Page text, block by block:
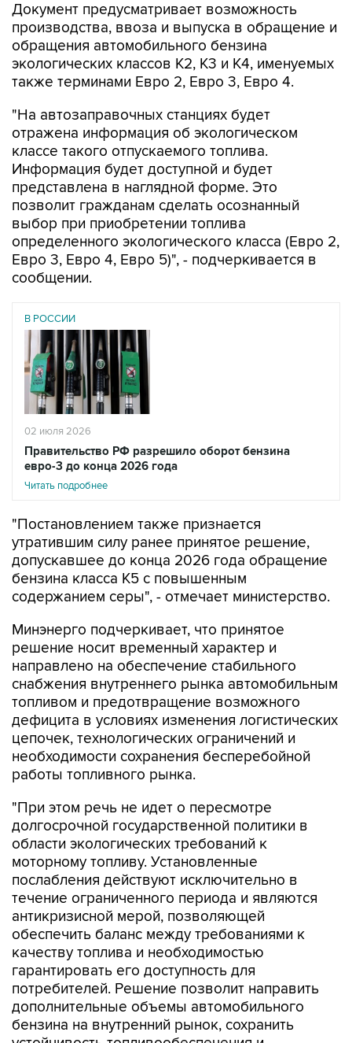
Документ предусматривает возможность
производства, ввоза и выпуска в обращение и
обращения автомобильного бензина
экологических классов К2, К3 и К4, именуемых
также терминами Евро 2, Евро 3, Евро 4.
"На автозаправочных станциях будет
отражена информация об экологическом
классе такого отпускаемого топлива.
Информация будет доступной и будет
представлена в наглядной форме. Это
позволит гражданам сделать осознанный
выбор при приобретении топлива
определенного экологического класса (Евро 2,
Евро 3, Евро 4, Евро 5)", - подчеркивается в
сообщении.
В РОССИИ
02 июля 2026
Правительство РФ разрешило оборот бензина
евро-3 до конца 2026 года
Читать подробнее
"Постановлением также признается
утратившим силу ранее принятое решение,
допускавшее до конца 2026 года обращение
бензина класса К5 с повышенным
содержанием серы", - отмечает министерство.
Минэнерго подчеркивает, что принятое
решение носит временный характер и
направлено на обеспечение стабильного
снабжения внутреннего рынка автомобильным
топливом и предотвращение возможного
дефицита в условиях изменения логистических
цепочек, технологических ограничений и
необходимости сохранения бесперебойной
работы топливного рынка.
"При этом речь не идет о пересмотре
долгосрочной государственной политики в
области экологических требований к
моторному топливу. Установленные
послабления действуют исключительно в
течение ограниченного периода и являются
антикризисной мерой, позволяющей
обеспечить баланс между требованиями к
качеству топлива и необходимостью
гарантировать его доступность для
потребителей. Решение позволит направить
дополнительные объемы автомобильного
бензина на внутренний рынок, сохранить